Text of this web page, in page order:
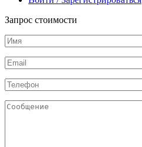
Запрос стоимости